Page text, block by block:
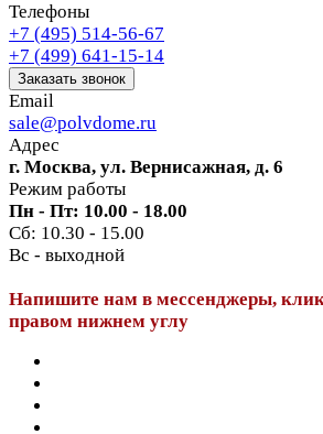
Телефоны
+7 (495) 514-56-67
+7 (499) 641-15-14
Заказать звонок
Email
sale@polvdome.ru
Адрес
г. Москва, ул. Вернисажная, д. 6
Режим работы
Пн - Пт: 10.00 - 18.00
Сб: 10.30 - 15.00
Вс - выходной
Напишите нам в мессенджеры,
правом нижнем углу